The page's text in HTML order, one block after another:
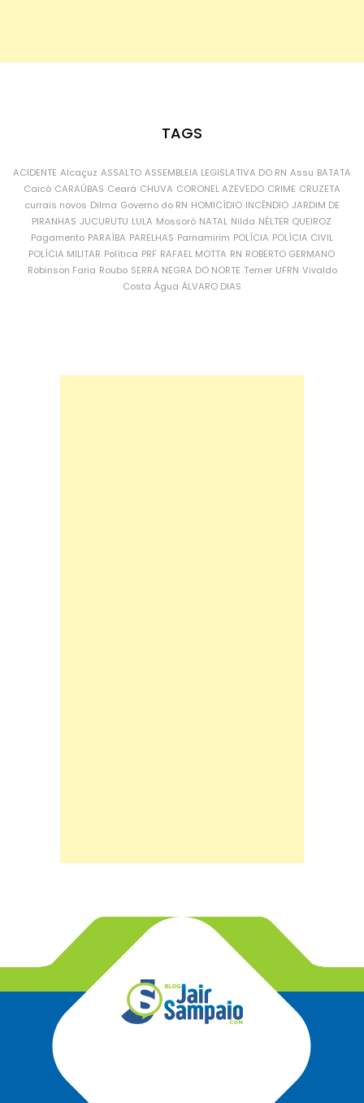
TAGS
ACIDENTE Alcaçuz ASSALTO ASSEMBLEIA LEGISLATIVA DO RN Assu BATATA
Caicó CARAÚBAS Ceará CHUVA CORONEL AZEVEDO CRIME CRUZETA
currais novos Dilma Governo do RN HOMICÍDIO INCÊNDIO JARDIM DE
PIRANHAS JUCURUTU LULA Mossoró NATAL Nilda NÉLTER QUEIROZ
Pagamento PARAÍBA PARELHAS Parnamirim POLÍCIA POLÍCIA CIVIL
POLÍCIA MILITAR Política PRF RAFAEL MOTTA RN ROBERTO GERMANO
Robinson Faria Roubo SERRA NEGRA DO NORTE Temer UFRN Vivaldo
Costa Água ÁLVARO DIAS